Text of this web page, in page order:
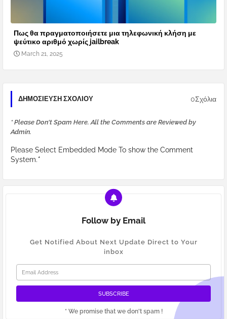
Πως θα πραγματοποιήσετε μια τηλεφωνική κλήση με
ψεύτικο αριθμό χωρίς jailbreak
March 21, 2025
ΔΗΜΟΣΊΕΥΣΗ ΣΧΟΛΊΟΥ 0Σχόλια
* Please Don't Spam Here. All the Comments are Reviewed by
Admin.
Please Select Embedded Mode To show the Comment
System.*
Follow by Email
Get Notified About Next Update Direct to Your
inbox
* We promise that we don't spam !